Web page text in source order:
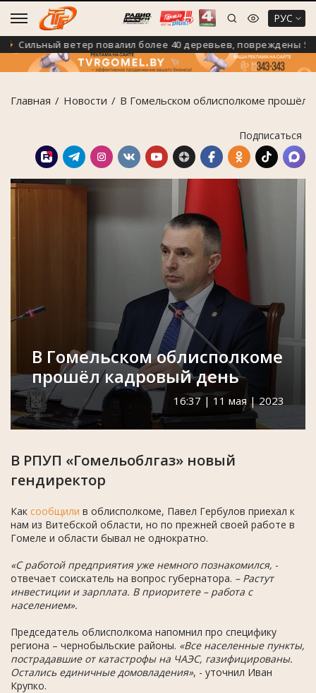
РУС
ветер повалил более 40 деревьев, повреждены 5
Главная Новости В Гомельском облисполкоме прошёл
Подписаться
В Гомельском облисполкоме
прошёл кадровый день
16:37 | 11 мая | 2023
В РПУП «Гомельоблгаз» новый
гендиректор
Как сообщили в облисполкоме, Павел Гербулов приехал к
нам из Витебской области, но по прежней своей работе в
Гомеле и области бывал не однократно.
«С работой предприятия уже немного познакомился, -
отвечает соискатель на вопрос губернатора. – Растут
инвестиции и зарплата. В приоритете – работа с
населением».
Председатель облисполкома напомнил про специфику
региона – чернобыльские районы. «Все населенные пункты,
пострадавшие от катастрофы на ЧАЭС, газифицированы.
Остались единичные домовладения», - уточнил Иван
Крупко.